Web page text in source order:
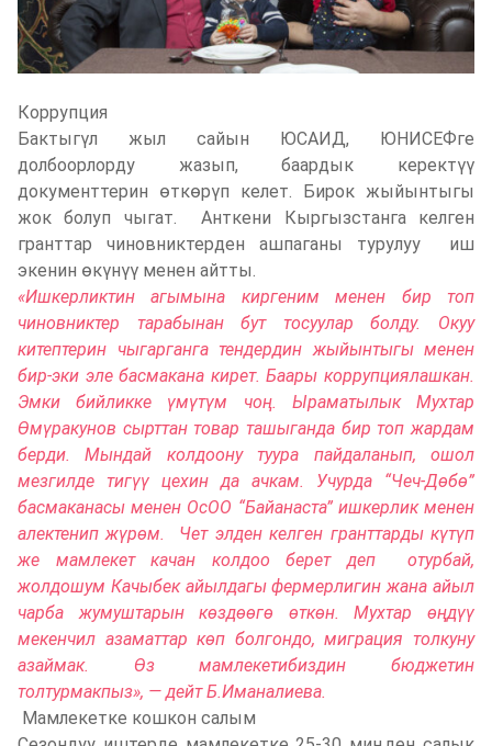
Коррупция
Бактыгүл жыл сайын ЮСАИД, ЮНИСЕФге
долбоорлорду жазып, баардык керектүү
документтерин өткөрүп келет. Бирок жыйынтыгы
жок болуп чыгат. Анткени Кыргызстанга келген
гранттар чиновниктерден ашпаганы турулуу иш
экенин өкүнүү менен айтты.
«Ишкерликтин агымына киргеним менен бир топ
чиновниктер тарабынан бут тосуулар болду. Окуу
китептерин чыгарганга тендердин жыйынтыгы менен
бир-эки эле басмакана кирет. Баары коррупциялашкан.
Эмки бийликке үмүтүм чоң. Ыраматылык Мухтар
Өмүракунов сырттан товар ташыганда бир топ жардам
берди.
Мындай колдоону туура пайдаланып, ошол
мезгилде тигүү цехинда ачкам. Учурда “Чеч-Дөбө”
басмаканасы менен ОсОО “Байанаста” ишкерликменен
алектенипжүрөм. Чет элден келген гранттарды күтүп
же мамлекет качан колдоо берет деп отурбай,
жолдошум Качыбек айылдагы фермерлигин жана айыл
чарба жумуштарын көздөөгө өткөн.Мухтар өңдүү
мекенчил азаматтар көп болгондо, миграция толкуну
азаймак. Өз мамлекетибиздин бюджетин
толтурмакпыз», — дейт Б.Иманалиева.
Мамлекетке кошкон салым